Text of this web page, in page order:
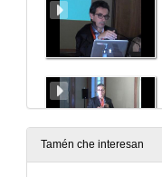
Tamén che interesan